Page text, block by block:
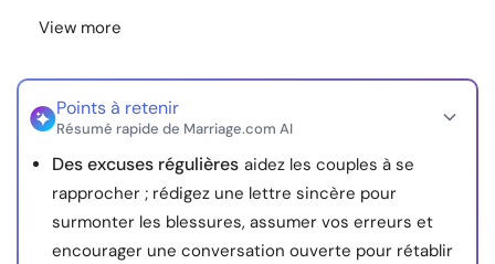
View more
Points à retenir
Résumé rapide de Marriage.com AI
Des excuses régulières aidez les couples à se
rapprocher ; rédigez une lettre sincère pour
surmonter les blessures, assumer vos erreurs et
encourager une conversation ouverte pour rétablir